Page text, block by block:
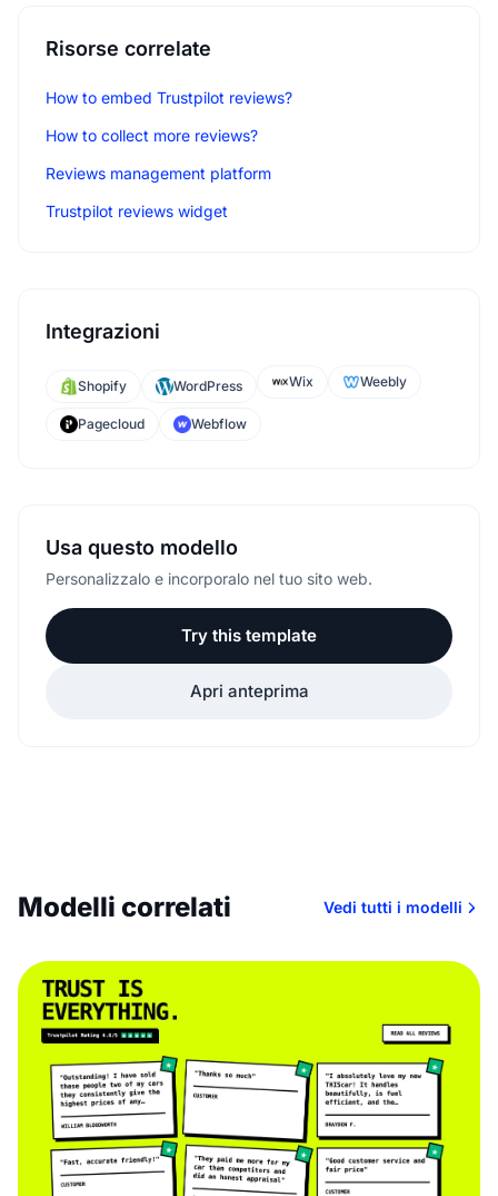
Risorse correlate
How to embed Trustpilot reviews?
How to collect more reviews?
Reviews management platform
Trustpilot reviews widget
Integrazioni
Shopify WordPress Wix Weebly
Pagecloud Webflow
Usa questo modello
Personalizzalo e incorporalo nel tuo sito web.
Try this template
Apri anteprima
Modelli correlati Vedi tutti i modelli